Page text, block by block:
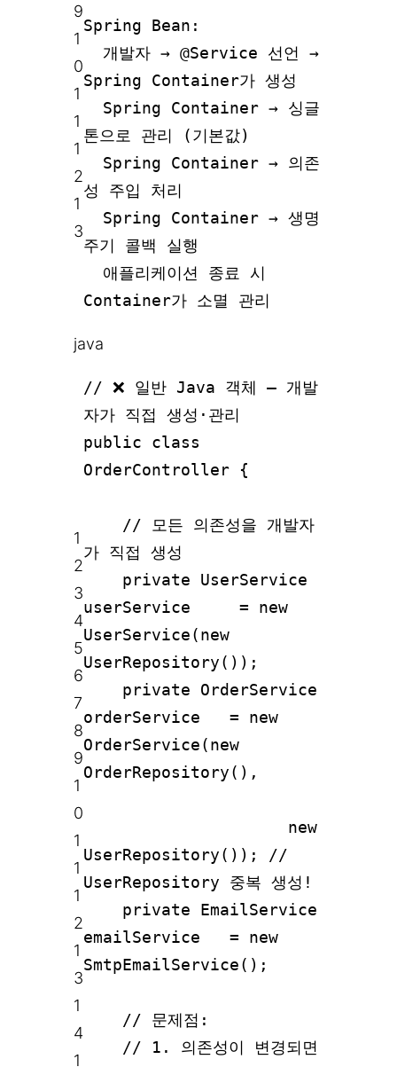
9
1
0
1
1
1
2
1
3
Spring Bean:
개발자 → @Service 선언 →
Spring Container가 생성
Spring Container → 싱글
톤으로 관리 (기본값)
Spring Container → 의존
성 주입 처리
Spring Container → 생명
주기 콜백 실행
애플리케이션 종료 시
Container가 소멸 관리
java
1
2
3
4
5
6
7
8
9
1
0
1
1
1
2
1
3
1
4
1
// ❌ 일반 Java 객체 – 개발
자가 직접 생성·관리
public class
OrderController {
// 모든 의존성을 개발자
가 직접 생성
private UserService
userService = new
UserService(new
UserRepository());
private OrderService
orderService = new
OrderService(new
OrderRepository(),
new
UserRepository()); //
UserRepository 중복 생성!
private EmailService
emailService = new
SmtpEmailService();
// 문제점:
// 1. 의존성이 변경되면